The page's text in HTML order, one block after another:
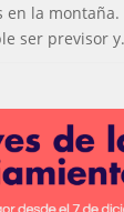
en la
ser previsor